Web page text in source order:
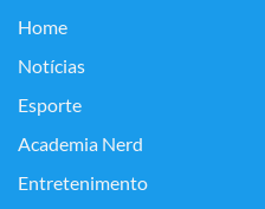
Home
Notícias
Esporte
Academia Nerd
Entretenimento